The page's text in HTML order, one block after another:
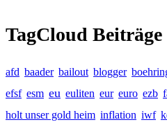
TagCloud Beiträge
afd baader bailout blogger
efsf esm eu euliten eur euro ezb
holt unser gold heim inflation iwf